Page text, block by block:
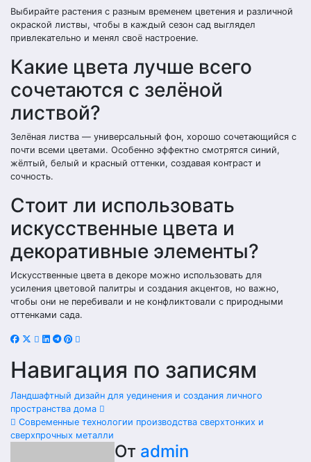
Выбирайте растения с разным временем цветения и различной
окраской листвы, чтобы в каждый сезон сад выглядел
привлекательно и менял своё настроение.
Какие цвета лучше всего
сочетаются с зелёной
листвой?
Зелёная листва — универсальный фон, хорошо сочетающийся с
почти всеми цветами. Особенно эффектно смотрятся синий,
жёлтый, белый и красный оттенки, создавая контраст и
сочность.
Стоит ли использовать
искусственные цвета и
декоративные элементы?
Искусственные цвета в декоре можно использовать для
усиления цветовой палитры и создания акцентов, но важно,
чтобы они не перебивали и не конфликтовали с природными
оттенками сада.
Навигация по записям
Ландшафтный дизайн для уединения и создания личного
пространства дома
Современные технологии производства сверхтонких и
сверхпрочных металли
От admin